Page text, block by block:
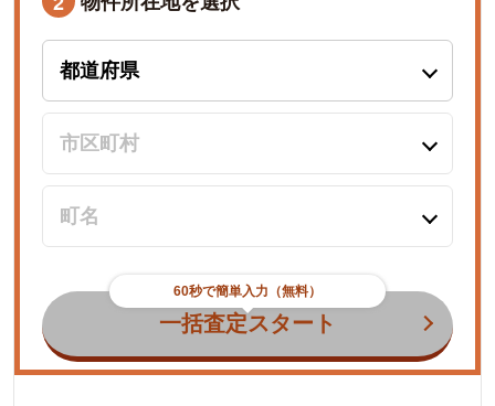
60秒で簡単入力（無料）
一括査定スタート